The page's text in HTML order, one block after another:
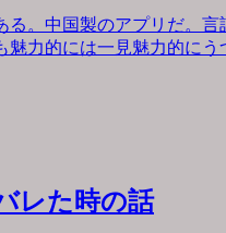
。中国製のアプリだ。
力的には一見魅力的に
レた時の話